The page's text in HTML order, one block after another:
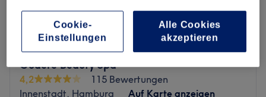
viele ein Muss. Daher schaue im Salon New-Nails in
Hamburg-Wandsbek vorbei und lass dich von
professionellen Leistungen und mit Bedacht
neben pflegenden Behandlungen auch tolle Farben und
Designs für deine Nägel aussuchen!
Godere Beauty Spa
4,2
115 Bewertungen
Innenstadt, Hamburg
Auf Karte anzeigen
Cookie-
Einstellungen
Alle Cookies
akzeptieren